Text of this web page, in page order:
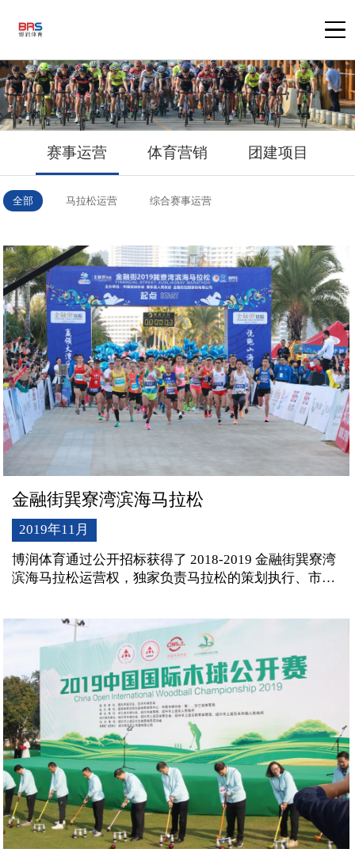
赛事运营 体育营销 团建项目
全部 马拉松运营 综合赛事运营
金融街巽寮湾滨海马拉松
2019年11月
博润体育通过公开招标获得了 2018-2019 金融街巽寮湾
滨海马拉松运营权，独家负责马拉松的策划执行、市场
力亮点，达到招商引资、吸引游客的宣传目的。